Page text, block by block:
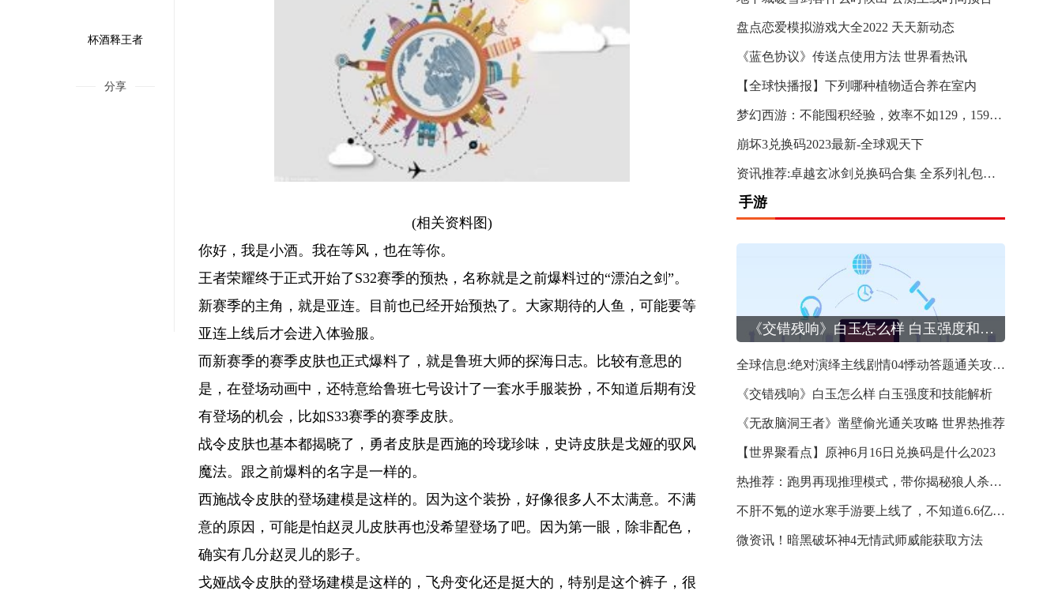
杯酒释王者
分享
(相关资料图)
你好，我是小酒。我在等风，也在等你。
王者荣耀终于正式开始了S32赛季的预热，名称就是之前爆料过的“漂泊之剑”。
新赛季的主角，就是亚连。目前也已经开始预热了。大家期待的人鱼，可能要等
亚连上线后才会进入体验服。
而新赛季的赛季皮肤也正式爆料了，就是鲁班大师的探海日志。比较有意思的
是，在登场动画中，还特意给鲁班七号设计了一套水手服装扮，不知道后期有没
有登场的机会，比如S33赛季的赛季皮肤。
战令皮肤也基本都揭晓了，勇者皮肤是西施的玲珑珍味，史诗皮肤是戈娅的驭风
魔法。跟之前爆料的名字是一样的。
西施战令皮肤的登场建模是这样的。因为这个装扮，好像很多人不太满意。不满
意的原因，可能是怕赵灵儿皮肤再也没希望登场了吧。因为第一眼，除非配色，
确实有几分赵灵儿的影子。
戈娅战令皮肤的登场建模是这样的，飞舟变化还是挺大的，特别是这个裤子，很
盘点恋爱模拟游戏大全2022 天天新动态
《蓝色协议》传送点使用方法 世界看热讯
【全球快播报】下列哪种植物适合养在室内
梦幻西游：不能囤积经验，效率不如129，159级存在的意义是什么？|全球快报
崩坏3兑换码2023最新-全球观天下
资讯推荐:卓越玄冰剑兑换码合集 全系列礼包码领取
手游
《交错残响》白玉怎么样 白玉强度和技能解析
全球信息:绝对演绎主线剧情04悸动答题通关攻略,绝对演绎剧情游戏攻略图文
《交错残响》白玉怎么样 白玉强度和技能解析
《无敌脑洞王者》凿壁偷光通关攻略 世界热推荐
【世界聚看点】原神6月16日兑换码是什么2023
热推荐：跑男再现推理模式，带你揭秘狼人杀入门秘诀！
不肝不氪的逆水寒手游要上线了，不知道6.6亿手机玩家能不能顶得住-播报
微资讯！暗黑破坏神4无情武师威能获取方法